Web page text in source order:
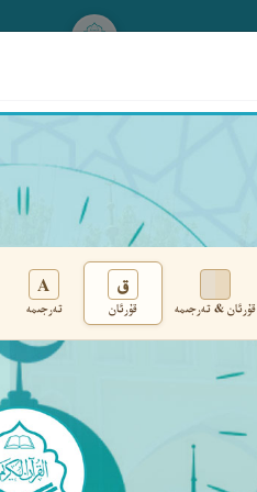
قۇرئان & تەرجىمە
ق
قۇرئان
A
تەرجىمە
تەڭشەك
‹ ‹ ٥٩٢ ›